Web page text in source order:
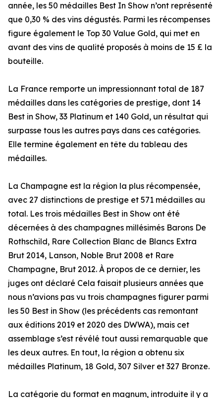
année, les 50 médailles Best In Show n’ont représenté
que 0,30 % des vins dégustés. Parmi les récompenses
figure également le Top 30 Value Gold, qui met en
avant des vins de qualité proposés à moins de 15 £ la
bouteille.
La France remporte un impressionnant total de 187
médailles dans les catégories de prestige, dont 14
Best in Show, 33 Platinum et 140 Gold, un résultat qui
surpasse tous les autres pays dans ces catégories.
Elle termine également en tête du tableau des
médailles.
La Champagne est la région la plus récompensée,
avec 27 distinctions de prestige et 571 médailles au
total. Les trois médailles Best in Show ont été
décernées à des champagnes millésimés Barons De
Rothschild, Rare Collection Blanc de Blancs Extra
Brut 2014, Lanson, Noble Brut 2008 et Rare
Champagne, Brut 2012. À propos de ce dernier, les
juges ont déclaré Cela faisait plusieurs années que
nous n’avions pas vu trois champagnes figurer parmi
les 50 Best in Show (les précédents cas remontant
aux éditions 2019 et 2020 des DWWA), mais cet
assemblage s’est révélé tout aussi remarquable que
les deux autres. En tout, la région a obtenu six
médailles Platinum, 18 Gold, 307 Silver et 327 Bronze.
La catégorie du format en magnum, introduite il y a